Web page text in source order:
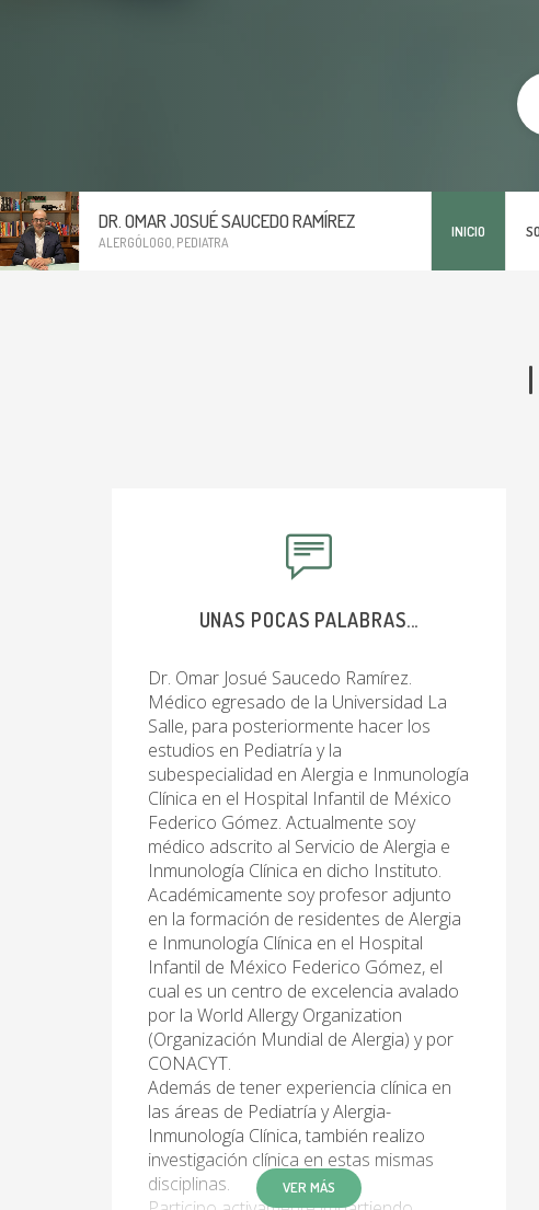
DR. OMAR JOSUÉ SAUCEDO RAMÍREZ
ALERGÓLOGO, PEDIATRA
INICIO
UNAS POCAS PALABRAS...
Dr. Omar Josué Saucedo Ramírez.
Médico egresado de la Universidad La
Salle, para posteriormente hacer los
estudios en Pediatría y la
subespecialidad en Alergia e Inmunología
Clínica en el Hospital Infantil de México
Federico Gómez. Actualmente soy
médico adscrito al Servicio de Alergia e
Inmunología Clínica en dicho Instituto.
Académicamente soy profesor adjunto
en la formación de residentes de Alergia
e Inmunología Clínica en el Hospital
Infantil de México Federico Gómez, el
cual es un centro de excelencia avalado
por la World Allergy Organization
(Organización Mundial de Alergia) y por
CONACYT.
Además de tener experiencia clínica en
las áreas de Pediatría y Alergia-
Inmunología Clínica, también realizo
investigación clínica en estas mismas
disciplinas.
VER MÁS